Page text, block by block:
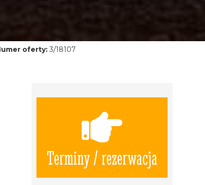
oferty: 3/18107
Terminy / rezerwacja